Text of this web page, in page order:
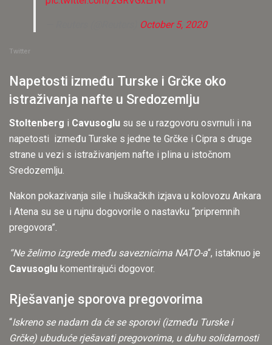
October 5, 2020
Twitter
Napetosti između Turske i Grčke oko
istraživanja nafte u Sredozemlju
Stoltenberg i Cavusoglu su se u razgovoru osvrnuli i na
napetosti između Turske s jedne te Grčke i Cipra s druge
strane u vezi s istraživanjem nafte i plina u istočnom
Sredozemlju.
Nakon pokazivanja sile i huškačkih izjava u kolovozu Ankara
i Atena su se u rujnu dogovorile o nastavku “pripremnih
pregovora”.
“Ne želimo izgrede među saveznicima NATO-a“, istaknuo je
Cavusoglu komentirajući dogovor.
Rješavanje sporova pregovorima
“Iskreno se nadam da će se sporovi (između Turske i
Grčke) ubuduće rješavati pregovorima, u duhu solidarnosti